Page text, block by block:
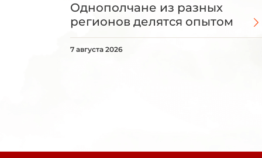
Однополчане из разных
регионов делятся опытом
7 августа 2026